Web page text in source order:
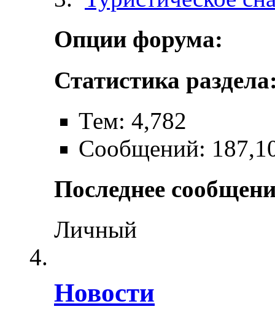
Опции форума:
Статистика
Тем: 4,782
Сообщений:
Последнее
Личный
Новости